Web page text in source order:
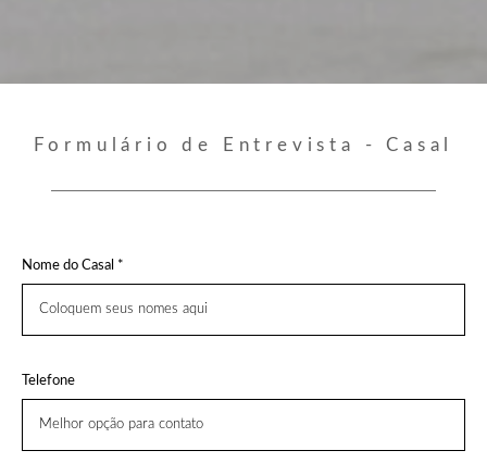
Formulário de Entrevista - Casal
Nome do Casal *
Telefone